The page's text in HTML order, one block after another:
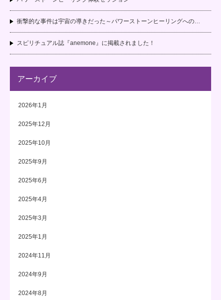
衝撃的な事件は宇宙の導きだった～パワーストーンヒーリングへの…
スピリチュアル誌『anemone』に掲載されました！
アーカイブ
2026年1月
2025年12月
2025年10月
2025年9月
2025年6月
2025年4月
2025年3月
2025年1月
2024年11月
2024年9月
2024年8月